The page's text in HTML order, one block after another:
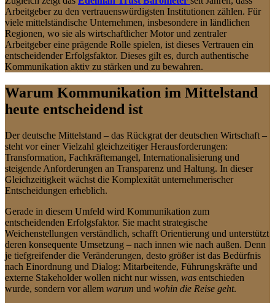
Arbeitgeber zu den vertrauenswürdigsten Institutionen zählen. Für
viele mittelständische Unternehmen, insbesondere in ländlichen
Regionen, wo sie als wirtschaftlicher Motor und zentraler
Arbeitgeber eine prägende Rolle spielen, ist dieses Vertrauen ein
entscheidender Erfolgsfaktor. Dieses gilt es, durch authentische
Kommunikation aktiv zu stärken und zu bewahren.
Warum Kommunikation im Mittelstand
heute entscheidend ist
Der deutsche Mittelstand – das Rückgrat der deutschen Wirtschaft –
steht vor einer Vielzahl gleichzeitiger Herausforderungen:
Transformation, Fachkräftemangel, Internationalisierung und
steigende Anforderungen an Transparenz und Haltung. In dieser
Gleichzeitigkeit wächst die Komplexität unternehmerischer
Entscheidungen erheblich.
Gerade in diesem Umfeld wird Kommunikation zum
entscheidenden Erfolgsfaktor. Sie macht strategische
Weichenstellungen verständlich, schafft Orientierung und unterstützt
deren konsequente Umsetzung – nach innen wie nach außen. Denn
je tiefgreifender die Veränderungen, desto größer ist das Bedürfnis
nach Einordnung und Dialog: Mitarbeitende, Führungskräfte und
externe Stakeholder wollen nicht nur wissen, was entschieden
wurde, sondern vor allem warum und wohin die Reise geht.